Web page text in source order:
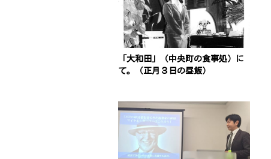
「大和田」（中央町の食事処）に
て。（正月３日の昼飯）